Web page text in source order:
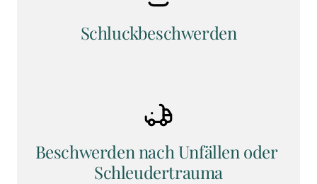
Schluckbeschwerden
Beschwerden nach Unfällen oder
Schleudertrauma